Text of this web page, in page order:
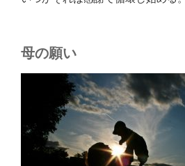
母の願い